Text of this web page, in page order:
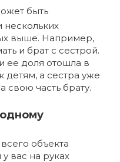
быть
нескольких
выше. Например,
и брат с сестрой.
ее доля отошла в
детям, а сестра уже
свою часть брату.
объекта
вас на руках